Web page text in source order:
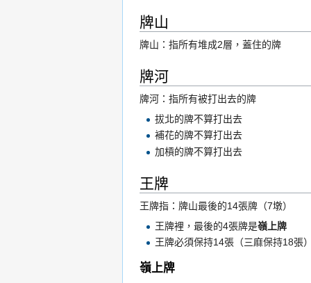
牌山
牌山：指所有堆成2層，蓋住的牌
牌河
牌河：指所有被打出去的牌
拔北的牌不算打出去
補花的牌不算打出去
加槓的牌不算打出去
王牌
王牌指：牌山最後的14張牌（7墩）
王牌裡，最後的4張牌是嶺上牌
王牌必須保持14張（三麻保持18張）
嶺上牌